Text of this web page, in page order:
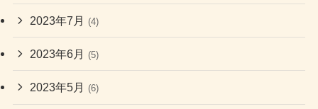
2023年7月 (4)
2023年6月 (5)
2023年5月 (6)